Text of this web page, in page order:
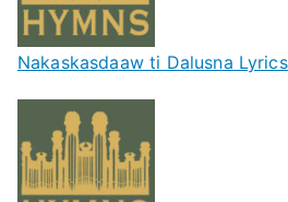
Nakaskasdaaw ti Dalusna